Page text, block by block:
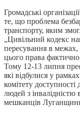
Громадські
те, що проблема
транспорту, яким
„Цивільний кодекс
пересування в межах,
цього права
Тому 12-13 липня
які відбулися у
комітету доступності
людей з інвалідністю
мешканців